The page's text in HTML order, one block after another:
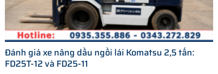
Đánh giá xe nâng dầu ngồi lái Komatsu 2,5 tấn:
FD25T-12 và FD25-11